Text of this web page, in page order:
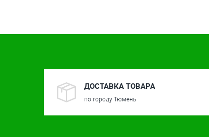
ДОСТАВКА ТОВАРА
по городу Тюмень